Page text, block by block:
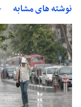
نوشته های مشابه